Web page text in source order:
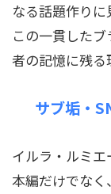
なる話題作りに
この一貫した
者の記憶に残る
サブ垢・
イルラ・ルミ
本編だけでな